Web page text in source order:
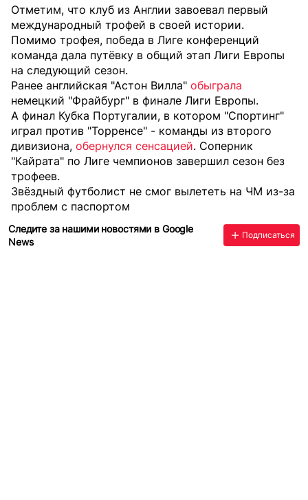
Отметим, что клуб из Англии завоевал первый
международный трофей в своей истории.
Помимо трофея, победа в Лиге конференций
команда дала путёвку в общий этап Лиги Европы
на следующий сезон.
Ранее английская "Астон Вилла" обыграла
немецкий "Фрайбург" в финале Лиги Европы.
А финал Кубка Португалии, в котором "Спортинг"
играл против "Торренсе" - команды из второго
дивизиона, обернулся сенсацией. Соперник
"Кайрата" по Лиге чемпионов завершил сезон без
трофеев.
Звёздный футболист не смог вылететь на ЧМ из-за
проблем с паспортом
Следите за нашими новостями в Google
News
Подписаться